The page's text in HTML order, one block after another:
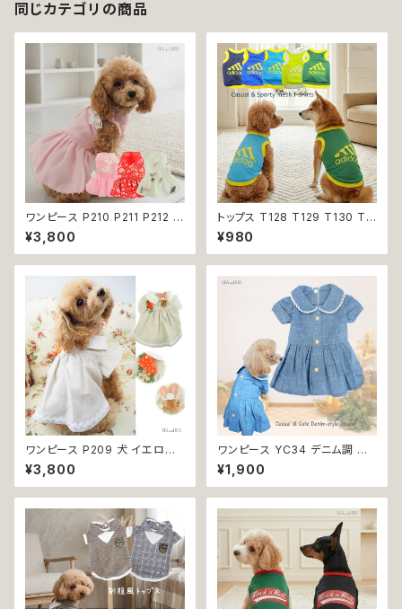
猫洋服 猫の洋服 ペット 女の子
小型犬 ビーズ おしゃれ かわい
い 可愛い dog
同じカテゴリの商品
ワンピース P210 P211 P212 犬
イエロー ピンク ホワイト レッド
レモン 蝶 フラワー 猫 ペット 服
犬服 犬の服 犬洋服 犬の洋服
洋服 dog ドッグウェア ドッグウ
エア 女の子 小型犬 おしゃれ か
わいい 可愛い 透け感 コットン
返品交換不可
¥3,800
トップス T128 T129 T130 T1
31 T132 Ｔシャツ 1-7号 小型
犬用 スポーティー カジュアル
メッシュ ノースリーブ ブルー グ
ッグウェア dog 犬 猫 ペット 服
犬服 猫服 犬の服 猫の服 オシャ
レ 小型犬 返品交換不可
¥980
ワンピース P209 犬 イエロー
ナチュラル 猫 ペット 服 犬服 犬
の服 犬洋服 犬の洋服 洋服 猫
服 猫の服 猫洋服 猫の洋服 do
の子 小型犬 おしゃれ かわいい
可愛い 透け感 コットン 返品交
換不可
¥3,800
ワンピース YC34 デニム調 紺
レース シンプル 女の子 春 夏
犬 犬服 小型 猫 服 洋服 ペット
dog ドッグウェア おしゃれ かわ
¥1,900